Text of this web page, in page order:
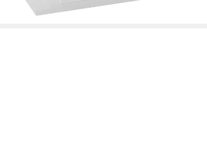
lieferbar - in 1-2 Werktagen bei dir